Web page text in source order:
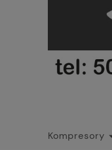
Kompresory